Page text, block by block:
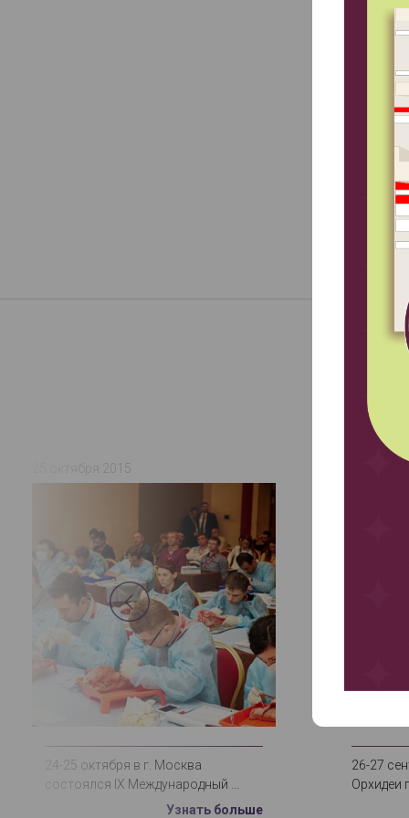
И
25 октября 2015
24-25 октября в г. Москва
состоялся IX Международный ...
Узнать больше
28
26-27
Орхидеи